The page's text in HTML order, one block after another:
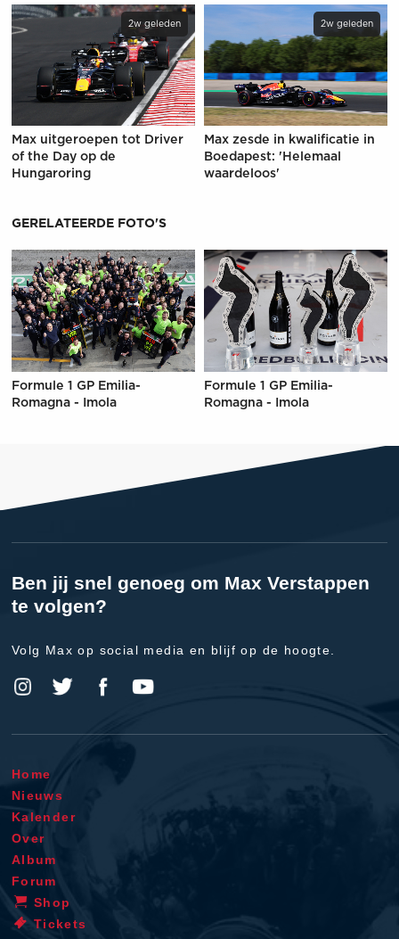
2w geleden
Max uitgeroepen tot Driver
of the Day op de
Hungaroring
2w geleden
Max zesde in kwalificatie in
Boedapest: 'Helemaal
waardeloos'
GERELATEERDE FOTO'S
Formule 1 GP Emilia-
Romagna - Imola
Formule 1 GP Emilia-
Romagna - Imola
Ben jij snel genoeg om Max Verstappen
te volgen?
Volg Max op social media en blijf op de hoogte.
Home
Nieuws
Kalender
Over
Album
Forum
Shop
Tickets